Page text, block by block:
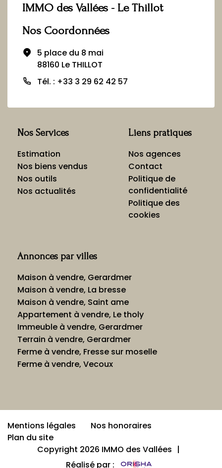
IMMO des Vallées - Le Thillot
Nos Coordonnées
5 place du 8 mai
88160 Le THILLOT
Tél. : +33 3 29 62 42 57
Nos Services
Estimation
Nos biens vendus
Nos outils
Nos actualités
Liens pratiques
Nos agences
Contact
Politique de
confidentialité
Politique des
cookies
Annonces par villes
Maison à vendre, Gerardmer
Maison à vendre, La bresse
Maison à vendre, Saint ame
Appartement à vendre, Le tholy
Immeuble à vendre, Gerardmer
Terrain à vendre, Gerardmer
Ferme à vendre, Fresse sur moselle
Ferme à vendre, Vecoux
Mentions légales
Nos honoraires
Plan du site
Copyright 2026 IMMO des Vallées |
Réalisé par :